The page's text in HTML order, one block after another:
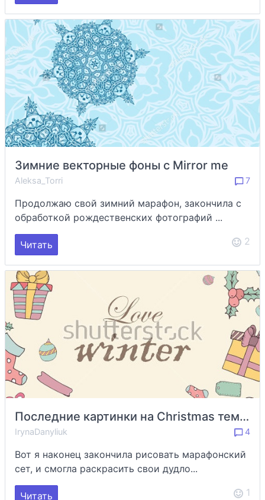
Зимние векторные фоны с Mirror me
Aleksa_Torri 7
Продолжаю свой зимний марафон, закончила с
обработкой рождественских фотографий ...
Читать 2
Последние картинки на Christmas тему в этом году — загружены
IrynaDanyliuk 4
Вот я наконец закончила рисовать марафонский
сет, и смогла раскрасить свои дудло...
Читать 1